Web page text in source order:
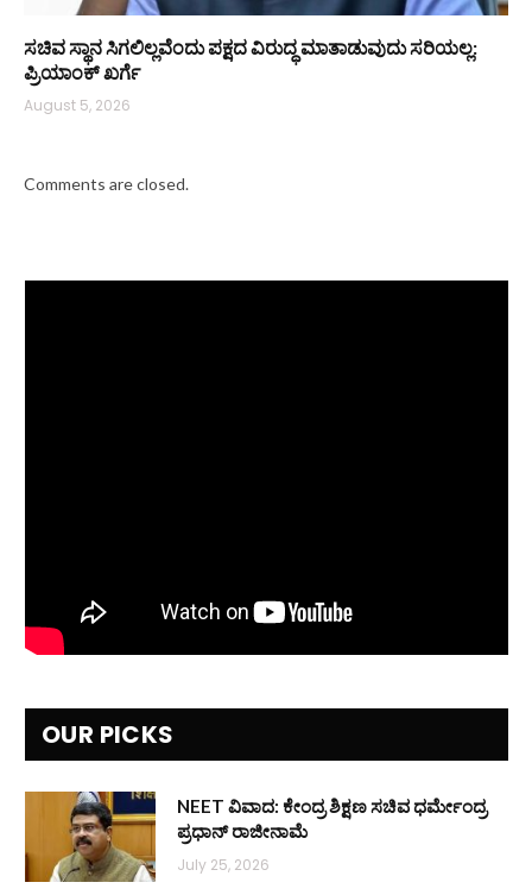
ಸಚಿವ ಸ್ಥಾನ ಸಿಗಲಿಲ್ಲವೆಂದು ಪಕ್ಷದ ವಿರುದ್ಧ ಮಾತಾಡುವುದು ಸರಿಯಲ್ಲ:
ಪ್ರಿಯಾಂಕ್ ಖರ್ಗೆ
August 5, 2026
Comments are closed.
OUR PICKS
NEET ವಿವಾದ: ಕೇಂದ್ರ ಶಿಕ್ಷಣ ಸಚಿವ ಧರ್ಮೇಂದ್ರ
ಪ್ರಧಾನ್ ರಾಜೀನಾಮೆ
July 25, 2026